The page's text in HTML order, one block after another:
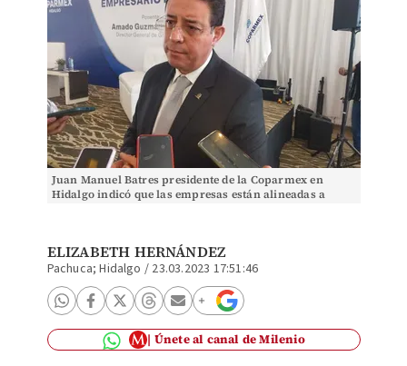
Juan Manuel Batres presidente de la Coparmex en
Hidalgo indicó que las empresas están alineadas a
ELIZABETH HERNÁNDEZ
Pachuca; Hidalgo / 23.03.2023 17:51:46
Únete al canal de Milenio